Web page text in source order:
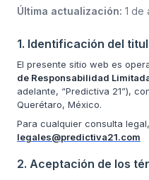
Última actualización: 1 de
1. Identificación del
El presente sitio web es
de Responsabilidad
adelante, “Predictiva 21”),
Querétaro, México.
Para cualquier consulta
legales@predictiva21.com
2. Aceptación de los